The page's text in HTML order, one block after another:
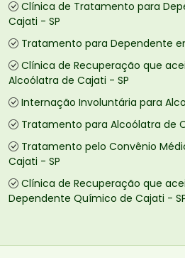
Clínica de Tratamento para
Cajati - SP
Tratamento para Dependente
Clínica de Recuperação que
Alcoólatra de Cajati - SP
Internação Involuntária para
Tratamento para Alcoólatra de
Tratamento pelo Convênio
Cajati - SP
Clínica de Recuperação que
Dependente Químico de Cajati -